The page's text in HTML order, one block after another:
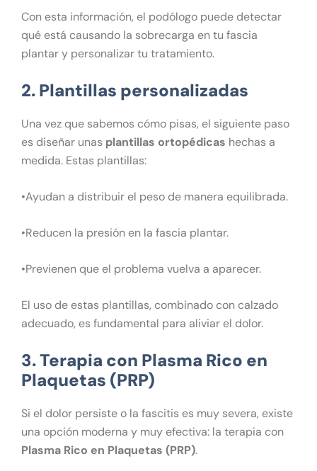
Con esta información, el podólogo puede detectar
qué está causando la sobrecarga en tu fascia
plantar y personalizar tu tratamiento.
2. Plantillas personalizadas
Una vez que sabemos cómo pisas, el siguiente paso
es diseñar unas plantillas ortopédicas hechas a
medida. Estas plantillas:
•Ayudan a distribuir el peso de manera equilibrada.
•Reducen la presión en la fascia plantar.
•Previenen que el problema vuelva a aparecer.
El uso de estas plantillas, combinado con calzado
adecuado, es fundamental para aliviar el dolor.
3. Terapia con Plasma Rico en
Plaquetas (PRP)
Si el dolor persiste o la fascitis es muy severa, existe
una opción moderna y muy efectiva: la terapia con
Plasma Rico en Plaquetas (PRP).